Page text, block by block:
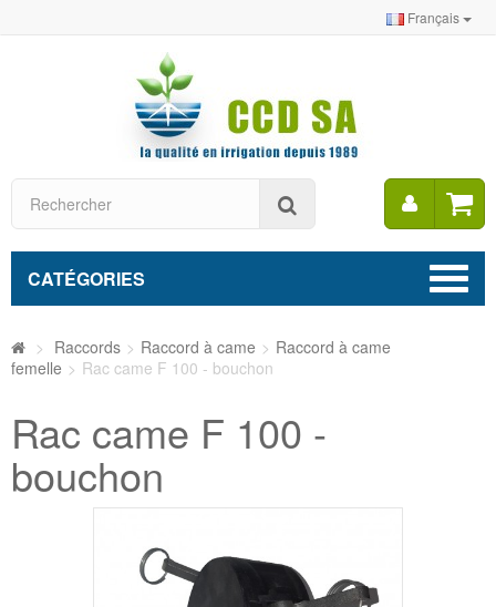
Français
Mon
CATÉGORIES
> Raccords > Raccord à came > Raccord à came
femelle > Rac came F 100 - bouchon
Rac came F 100 -
bouchon